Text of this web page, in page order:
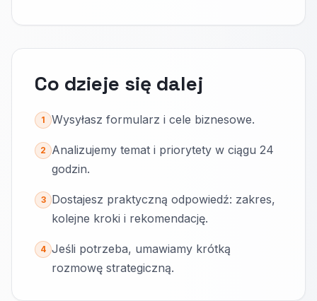
Co dzieje się dalej
1 Wysyłasz formularz i cele biznesowe.
2
Analizujemy temat i priorytety w ciągu 24
godzin.
3
Dostajesz praktyczną odpowiedź: zakres,
kolejne kroki i rekomendację.
4 Jeśli potrzeba, umawiamy krótką
rozmowę strategiczną.